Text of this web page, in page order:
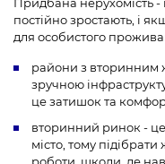
Придбана нерухомість -
постійно зростають, і
для особистого
райони з вторинним
зручною
це затишок та
вторинний ринок - це
місто, тому